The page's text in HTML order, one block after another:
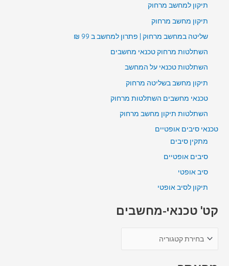
תיקון למחשב מרחוק
תיקון מחשב מרחוק
שליטה במחשב מרחוק | פתרון למחשב ב 99 ₪
השתלטות מרחוק טכנאי מחשבים
השתלטות טכנאי על המחשב
תיקון מחשב בשליטה מרחוק
טכנאי מחשבים השתלטות מרחוק
השתלטות תיקון מחשב מרחוק
טכנאי סיבים אופטיים
מתקין סיבים
סיבים אופטיים
סיב אופטי
תיקון לסיב אופטי
קט' טכנאי-מחשבים